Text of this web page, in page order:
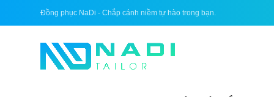
Đồng phục NaDi - Chắp cánh niềm tự hào trong bạn.